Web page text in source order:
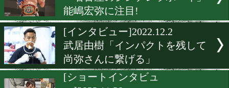
[インタビュー]2022.12.6
可兒栄樹「この状況を楽し
[インタビュー]2022.12.5